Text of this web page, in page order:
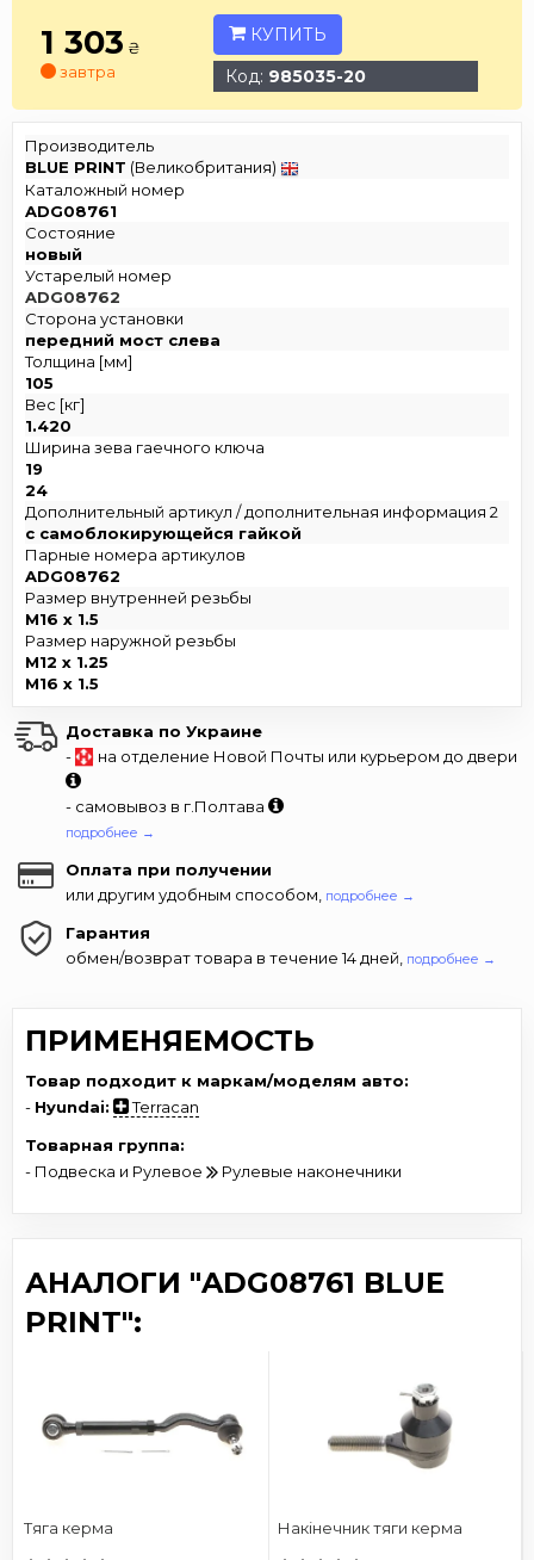
1 303 ₴
завтра
КУПИТЬ
Код: 985035-20
Производитель
BLUE PRINT (Великобритания)
Каталожный номер
ADG08761
Состояние
новый
Устарелый номер
ADG08762
Сторона установки
передний мост слева
Толщина [мм]
105
Вес [кг]
1.420
Ширина зева гаечного ключа
19
24
Дополнительный артикул / дополнительная информация 2
с самоблокирующейся гайкой
Парные номера артикулов
ADG08762
Размер внутренней резьбы
M16 x 1.5
Размер наружной резьбы
M12 x 1.25
M16 x 1.5
Доставка по Украине
-
на отделение Новой Почты или курьером до двери
- самовывоз в г.Полтава
подробнее →
Оплата при получении
или другим удобным способом, подробнее →
Гарантия
обмен/возврат товара в течение 14 дней, подробнее →
ПРИМЕНЯЕМОСТЬ
Товар подходит к маркам/моделям авто:
- Hyundai:
Terracan
Товарная группа:
- Подвеска и Рулевое
Рулевые наконечники
АНАЛОГИ "ADG08761 BLUE
PRINT":
Тяга керма Накінечник тяги керма